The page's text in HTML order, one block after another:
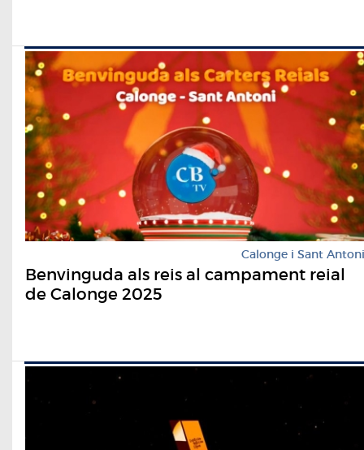
Calonge i Sant Antoni
Benvinguda als reis al campament reial
de Calonge 2025